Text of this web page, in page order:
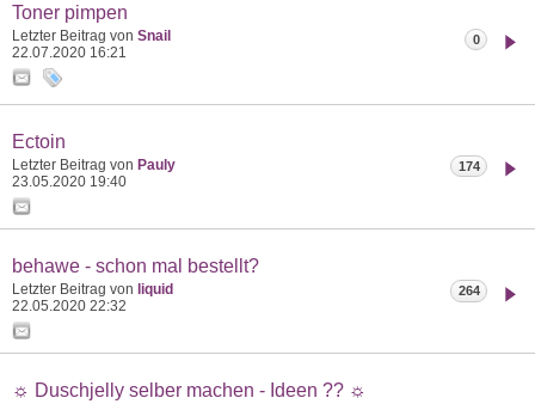
Toner pimpen
Letzter Beitrag von Snail
22.07.2020 16:21
0
Ectoin
Letzter Beitrag von Pauly
23.05.2020 19:40
174
behawe - schon mal bestellt?
Letzter Beitrag von liquid
22.05.2020 22:32
264
☼ Duschjelly selber machen - Ideen ?? ☼